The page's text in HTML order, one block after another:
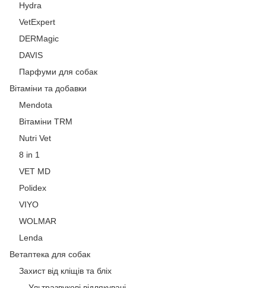
Hydra
VetExpert
DERMagic
DAVIS
Парфуми для собак
Вітаміни та добавки
Mendota
Вітаміни ТRМ
Nutri Vet
8 in 1
VET MD
Polidex
VIYO
WOLMAR
Lenda
Ветаптека для собак
Захист від кліщів та бліх